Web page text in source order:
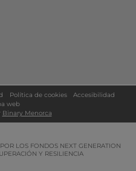
Política de cookies
Accesibilidad
web
Binary Menorca
LOS FONDOS NEXT GENERATION
Y RESILIENCIA